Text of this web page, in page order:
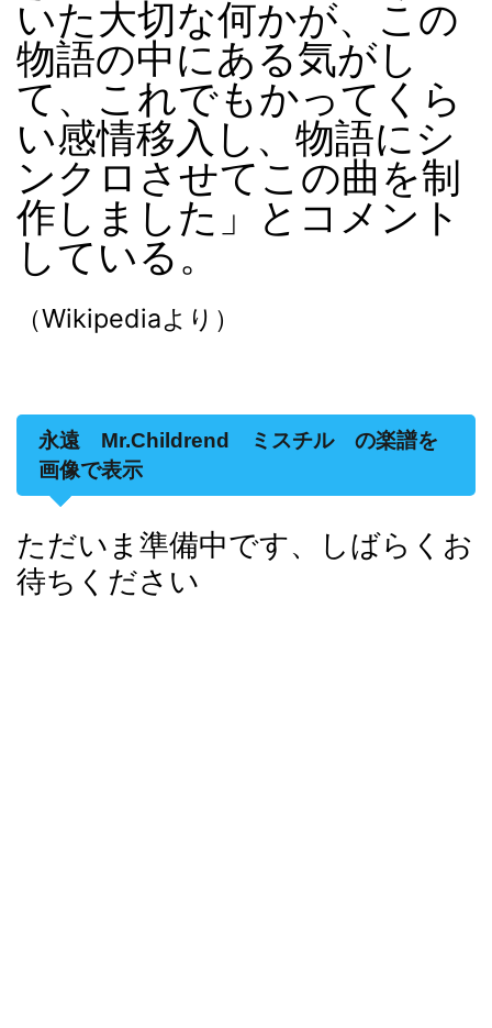
いた大切な何かが、この
物語の中にある気がし
て、これでもかってくら
い感情移入し、物語にシ
ンクロさせてこの曲を制
作しました」とコメント
している。
（Wikipediaより）
永遠 Mr.Childrend ミスチル の楽譜を
画像で表示
ただいま準備中です、しばらくお
待ちください